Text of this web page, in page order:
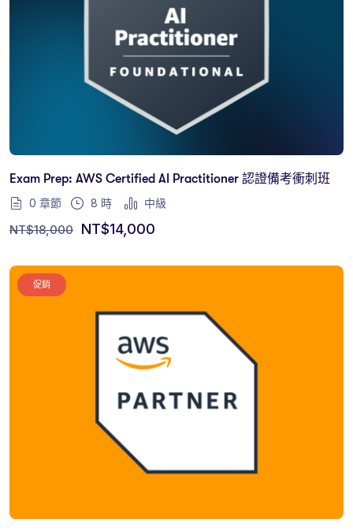
Exam Prep: AWS Certified AI Practitioner 認證備考衝刺班
0 章節 8 時 中級
NT$18,000 NT$14,000
促銷